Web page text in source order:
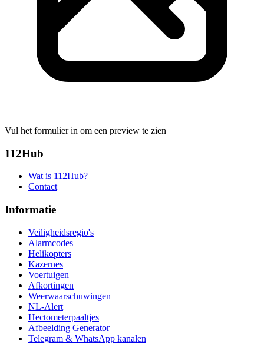
Vul het formulier in om een preview te zien
112Hub
Wat is 112Hub?
Contact
Informatie
Veiligheidsregio's
Alarmcodes
Helikopters
Kazernes
Voertuigen
Afkortingen
Weerwaarschuwingen
NL-Alert
Hectometerpaaltjes
Afbeelding Generator
Telegram & WhatsApp kanalen